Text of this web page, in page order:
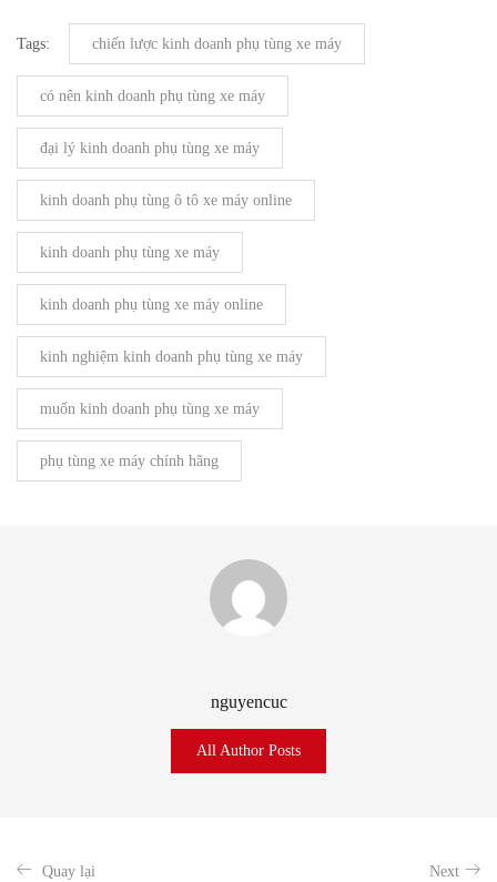
Tags: chiến lược kinh doanh phụ tùng xe máy
có nên kinh doanh phụ tùng xe máy
đại lý kinh doanh phụ tùng xe máy
kinh doanh phụ tùng ô tô xe máy online
kinh doanh phụ tùng xe máy
kinh doanh phụ tùng xe máy online
kinh nghiệm kinh doanh phụ tùng xe máy
muốn kinh doanh phụ tùng xe máy
phụ tùng xe máy chính hãng
nguyencuc
All Author Posts
Quay lại
Next